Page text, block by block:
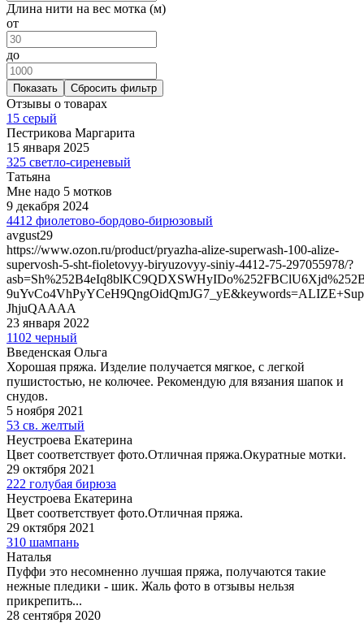
Длина нити на вес мотка (м)
от
до
Показать Сбросить фильтр
Отзывы о товарах
15 серый
Пестрикова Маргарита
15 января 2025
325 светло-сиреневый
Татьяна
Мне надо 5 мотков
9 декабря 2024
4412 фиолетово-бордово-бирюзовый
avgust29
https://www.ozon.ru/product/pryazha-alize-superwash-100-alize-
supervosh-5-sht-fioletovyy-biryuzovyy-siniy-4412-75-297055978/?
JhjuQAAAA
23 января 2022
1102 черный
Введенская Ольга
Хорошая пряжа. Изделие получается мягкое, с легкой
пушистостью, не колючее. Рекомендую для вязания шапок и
снудов.
5 ноября 2021
53 св. желтый
Неустроева Екатерина
Цвет соответствует фото.Отличная пряжа.Окуратные мотки.
29 октября 2021
222 голубая бирюза
Неустроева Екатерина
Цвет соответствует фото.Отличная пряжа.
29 октября 2021
310 шампань
Наталья
Пуффи это несомненно лучшая пряжа, получаются такие
нежные пледики - шик. Жаль фото в отзывы нельзя
прикрепить...
28 сентября 2020